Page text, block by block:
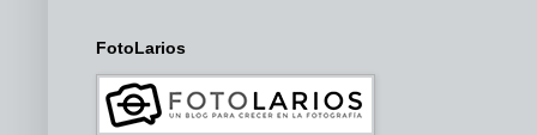
FotoLarios